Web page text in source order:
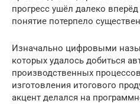
прогресс ушёл далеко
понятие потерпело
Изначально цифровыми
которых удалось добиться
производственных
изготовления итогового
акцент делался на